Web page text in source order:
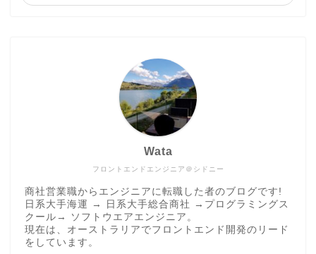
フロントエンドエンジニア＠シドニー
Wata
商社営業職からエンジニアに転職した者のブログです!
日系大手海運 → 日系大手総合商社 →プログラミングス
クール→ ソフトウエアエンジニア。
現在は、オーストラリアでフロントエンド開発のリード
をしています。